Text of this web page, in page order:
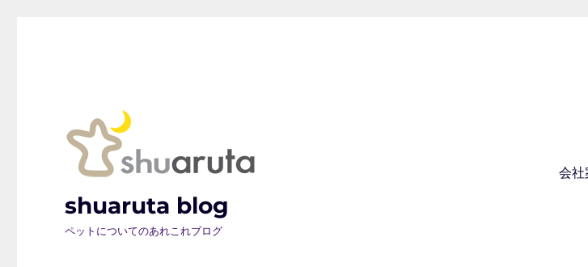
shuaruta blog
ペットについてのあれこれブログ
会社